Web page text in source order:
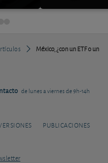
México, ¿con un ETF o un
de lunes a viernes de 9h-14h
PUBLICACIONES